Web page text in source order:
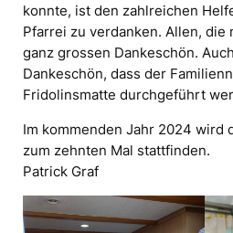
konnte, ist den zahlreichen
Pfarrei zu verdanken. Allen, die
ganz grossen Dankeschön.
Dankeschön, dass der
Fridolinsmatte durchgeführt
Im kommenden Jahr 2024 wird
zum zehnten Mal stattfinden.
Patrick Graf